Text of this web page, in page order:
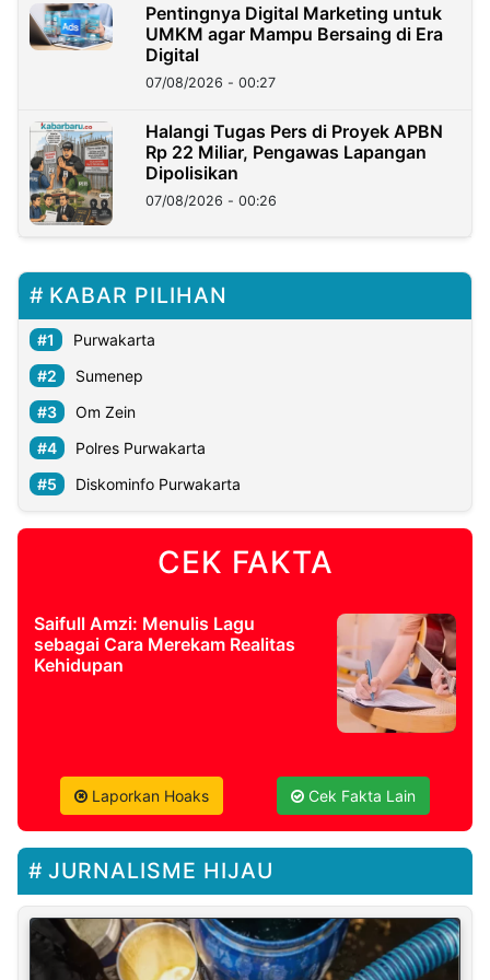
Pentingnya Digital Marketing untuk
UMKM agar Mampu Bersaing di Era
Digital
07/08/2026 - 00:27
Halangi Tugas Pers di Proyek APBN
Rp 22 Miliar, Pengawas Lapangan
Dipolisikan
07/08/2026 - 00:26
KABAR PILIHAN
Purwakarta
Sumenep
Om Zein
Polres Purwakarta
Diskominfo Purwakarta
CEK FAKTA
Saifull Amzi: Menulis Lagu
sebagai Cara Merekam Realitas
Kehidupan
Laporkan Hoaks Cek Fakta Lain
JURNALISME HIJAU